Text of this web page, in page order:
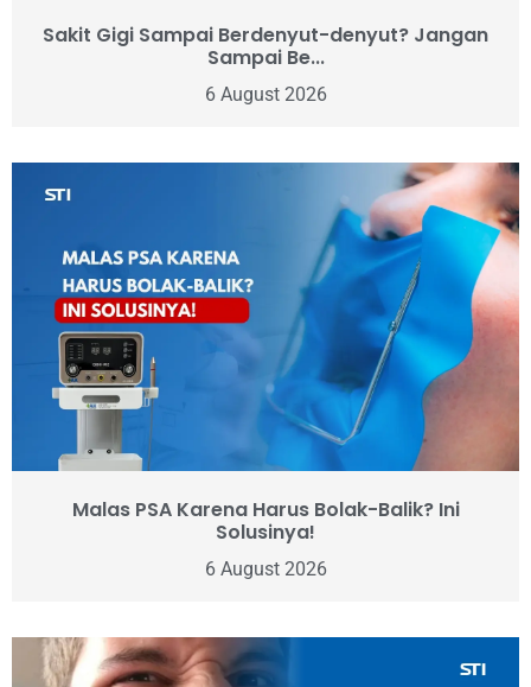
Sakit Gigi Sampai Berdenyut-denyut? Jangan
Sampai Be...
6 August 2026
Malas PSA Karena Harus Bolak-Balik? Ini
Solusinya!
6 August 2026